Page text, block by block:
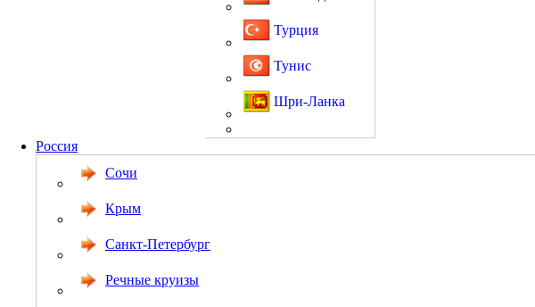
Турция
Тунис
Шри-Ланка
Россия
Сочи
Крым
Санкт-Петербург
Речные круизы